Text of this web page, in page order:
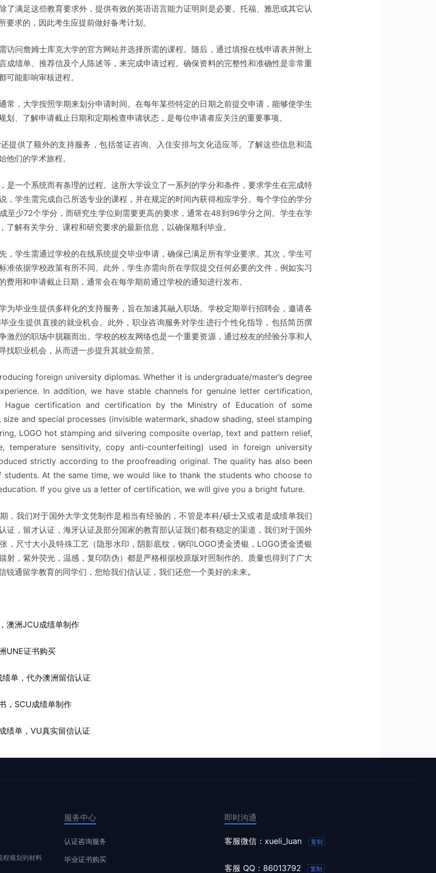
了满足这些教育要求外，提供有效的英语语言能力证明则是必要。托福、雅思或其它认
求的，因此考生应提前做好备考计划。
访问詹姆士库克大学的官方网站并选择所需的课程。随后，通过填报在线申请表并附上
成绩单、推荐信及个人陈述等，来完成申请过程。确保资料的完整性和准确性是非常重
可能影响审核进程。
常，大学按照学期来划分申请时间。在每年某些特定的日期之前提交申请，能够使学生
划、了解申请截止日期和定期检查申请状态，是每位申请者应关注的重要事项。
提供了额外的支持服务，包括签证咨询、入住安排与文化适应等。了解这些信息和流
他们的学术旅程。
是一个系统而有条理的过程。这所大学设立了一系列的学分和条件，要求学生在完成特
，学生需完成自己所选专业的课程，并在规定的时间内获得相应学分。每个学位的学分
至少72个学分，而研究生学位则需要更高的要求，通常在48到96学分之间。学生在学
了解有关学分、课程和研究要求的最新信息，以确保顺利毕业。
，学生需通过学校的在线系统提交毕业申请，确保已满足所有学业要求。其次，学生可
准依据学校政策有所不同。此外，学生亦需向所在学院提交任何必要的文件，例如实习
费用和申请截止日期，通常会在每学期前通过学校的通知进行发布。
为毕业生提供多样化的支持服务，旨在加速其融入职场。学校定期举行招聘会，邀请各
业生提供直接的就业机会。此外，职业咨询服务对学生进行个性化指导，包括简历撰
激烈的职场中脱颖而出。学校的校友网络也是一个重要资源，通过校友的经验分享和人
找职业机会，从而进一步提升其就业前景。
foreign university diplomas. Whether it is undergraduate/master’s degree
In addition, we have stable channels for genuine letter certification,
Hague certification and certification by the Ministry of Education of some
size and special processes (invisible watermark, shadow shading, steel stamping
LOGO hot stamping and silvering composite overlap, text and pattern relief,
temperature sensitivity, copy anti-counterfeiting) used in foreign university
strictly according to the proofreading original. The quality has also been
At the same time, we would like to thank the students who choose to
If you give us a letter of certification, we will give you a bright future.
，我们对于国外大学文凭制作是相当有经验的，不管是本科/硕士又或者是成绩单我们
证，留才认证，海牙认证及部分国家的教育部认证我们都有稳定的渠道，我们对于国外
，尺寸大小及特殊工艺（隐形水印，阴影底纹，钢印LOGO烫金烫银，LOGO烫金烫银
射，紫外荧光，温感，复印防伪）都是严格根据校原版对照制作的。质量也得到了广大
锐通留学教育的同学们，您给我们信认证，我们还您一个美好的未来。
澳洲JCU成绩单制作
UNE证书购买
单，代办澳洲留信认证
，SCU成绩单制作
绩单，VU真实留信认证
程规划到材料
服务中心
认证咨询服务
毕业证书购买
即时沟通
客服微信： xueli_luan 复制
客服 QQ： 86013792 复制